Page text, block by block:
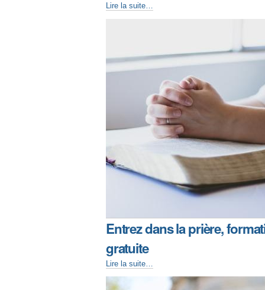
Lire la suite…
Entrez dans la prière,
gratuite
Lire la suite…